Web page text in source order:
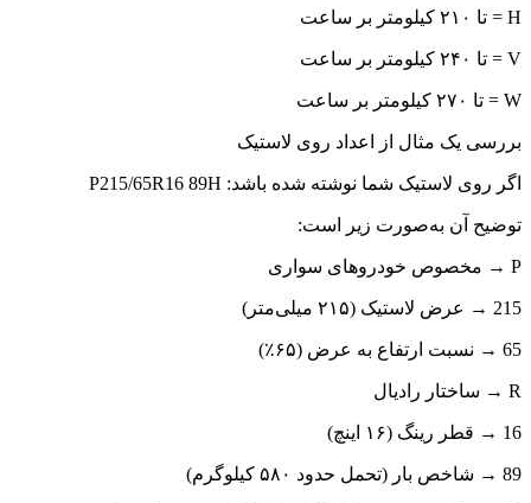
H = تا ۲۱۰ کیلومتر بر ساعت
V = تا ۲۴۰ کیلومتر بر ساعت
W = تا ۲۷۰ کیلومتر بر ساعت
بررسی یک مثال از اعداد روی لاستیک
اگر روی لاستیک شما نوشته شده باشد: P215/65R16 89H
توضیح آن به‌صورت زیر است:
P → مخصوص خودروهای سواری
215 → عرض لاستیک (۲۱۵ میلی‌متر)
65 → نسبت ارتفاع به عرض (۶۵٪)
R → ساختار رادیال
16 → قطر رینگ (۱۶ اینچ)
89 → شاخص بار (تحمل حدود ۵۸۰ کیلوگرم)